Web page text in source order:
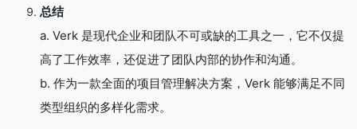
总结
a. Verk 是现代企业和团队不可或缺的工具之一，它不仅提
高了工作效率，还促进了团队内部的协作和沟通。
b. 作为一款全面的项目管理解决方案，Verk 能够满足不同
类型组织的多样化需求。